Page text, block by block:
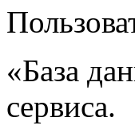
«База
сервиса.